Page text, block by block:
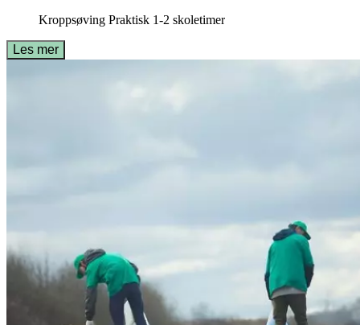
Kroppsøving Praktisk 1-2 skoletimer
Les mer